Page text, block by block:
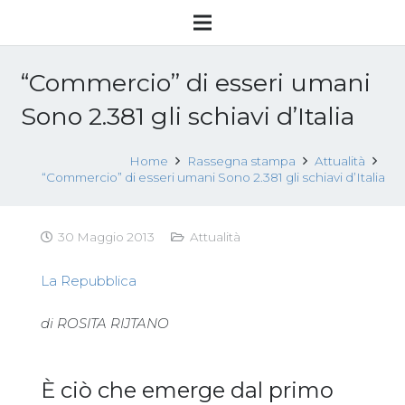
“Commercio” di esseri umani
Sono 2.381 gli schiavi d’Italia
Home Rassegna stampa
Attualità
“Commercio” di esseri umani Sono 2.381 gli schiavi d’Italia
30 Maggio 2013 Attualità
La Repubblica
di ROSITA RIJTANO
È ciò che emerge dal primo